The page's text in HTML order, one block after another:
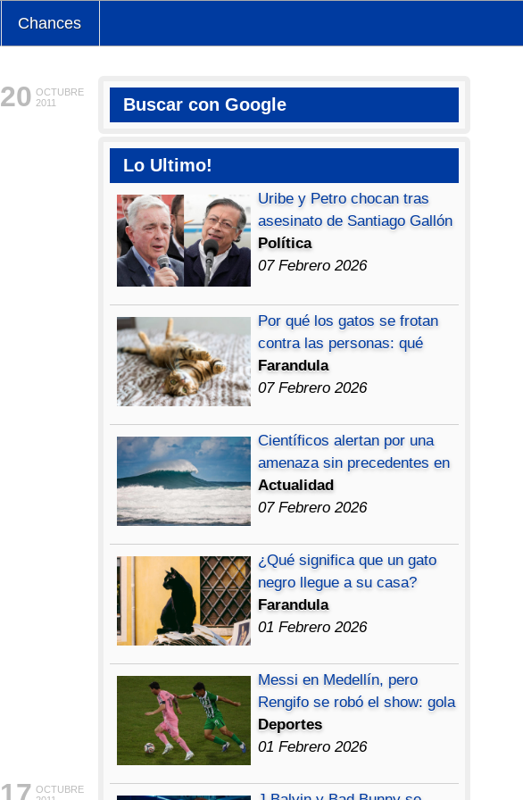
Chances
20 OCTUBRE
2011
OCTUBRE
Buscar con Google
Lo Ultimo!
Uribe y Petro chocan tras
asesinato de Santiago Gallón
Política
07 Febrero 2026
Por qué los gatos se frotan
contra las personas: qué
Farandula
07 Febrero 2026
Científicos alertan por una
amenaza sin precedentes en
Actualidad
07 Febrero 2026
¿Qué significa que un gato
negro llegue a su casa?
Farandula
01 Febrero 2026
Messi en Medellín, pero
Rengifo se robó el show: gola
Deportes
01 Febrero 2026